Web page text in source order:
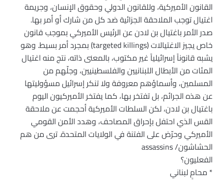
القانون الأميركية، وللقانون الدولي وحقوق الإنسان، وجريمة
اغتيال توجب الملاحقة الجزائية ضد كل من شارك أو أمر بها.
صدر الأمر باغتيال بن لادن عن الرئيس الأميركي بموجب قانون
خاص يجيز الاغتيالات (targeted killings) بمجرد أمر بسيط. وهو
يشبه قانوناً إسرائيلياً غير مكتوب، بالمعنى ذاته، نتج منه اغتيال
المئات من الأبطال اللبنانيين والفلسطينيين، وجلّهم من
المسلمين، وأسماؤهم معروفة ولا تنكر إسرائيل مسؤوليتها
عن هذه الجرائم، بل تفتخر بها، كما يفتخر الأميركيون اليوم
باغتيال بن لادن، لكن السلطات الأميركية أحجمت عن ملاحقة
القس الذي احتفل بإحراق المصاحف، وهدد الأمن القومي
الأميركي وحرّض على الفتنة في الولايات المتحدة. ترى من هم
الحشاشون/ assassins
الفعليون؟
* محامٍ لبناني